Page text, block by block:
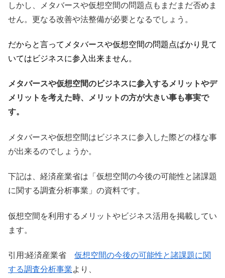
しかし、メタバースや仮想空間の問題点もまだまだ否めま
せん。更なる改善や法整備が必要となるでしょう。
だからと言ってメタバースや仮想空間の問題点ばかり見て
いてはビジネスに参入出来ません。
メタバースや仮想空間のビジネスに参入するメリットやデ
メリットを考えた時、メリットの方が大きい事も事実で
す。
メタバースや仮想空間はビジネスに参入した際どの様な事
が出来るのでしょうか。
下記は、経済産業省は「仮想空間の今後の可能性と諸課題
に関する調査分析事業」の資料です。
仮想空間を利用するメリットやビジネス活用を掲載してい
ます。
引用:経済産業省 仮想空間の今後の可能性と諸課題に関
する調査分析事業より、